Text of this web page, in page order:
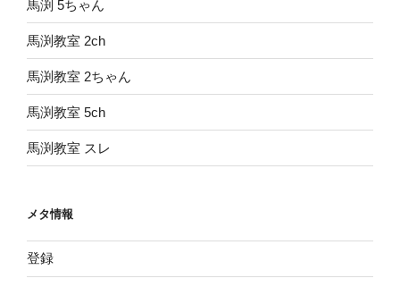
馬渕 5ちゃん
馬渕教室 2ch
馬渕教室 2ちゃん
馬渕教室 5ch
馬渕教室 スレ
メタ情報
登録